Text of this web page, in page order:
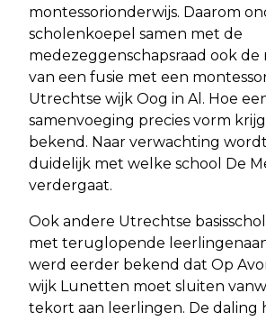
montessorionderwijs. Daarom
scholenkoepel samen met de
medezeggenschapsraad ook de
van een fusie met een
Utrechtse wijk Oog in Al. Hoe
samenvoeging precies vorm
bekend. Naar verwachting
duidelijk met welke school De
verdergaat.
Ook andere Utrechtse
met teruglopende
werd eerder bekend dat Op
wijk Lunetten moet sluiten
tekort aan leerlingen. De daling